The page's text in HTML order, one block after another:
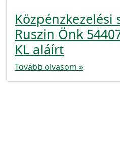
Közpénzkezelési
Ruszin Önk
KL aláírt
Tovább olvasom »